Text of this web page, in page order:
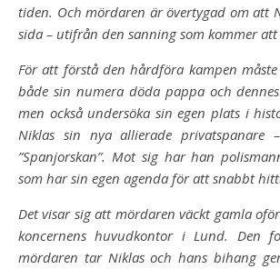
tiden. Och mördaren är övertygad om att
sida – utifrån den sanning som kommer att
För att förstå den hårdföra kampen
både sin numera döda pappa och
men också undersöka sin egen plats i
Niklas sin nya allierade privatspanare
”Spanjorskan”. Mot sig har han
som har sin egen agenda för att snabbt
Det visar sig att mördaren väckt gamla
koncernens huvudkontor i Lund. Den
mördaren tar Niklas och hans bihang